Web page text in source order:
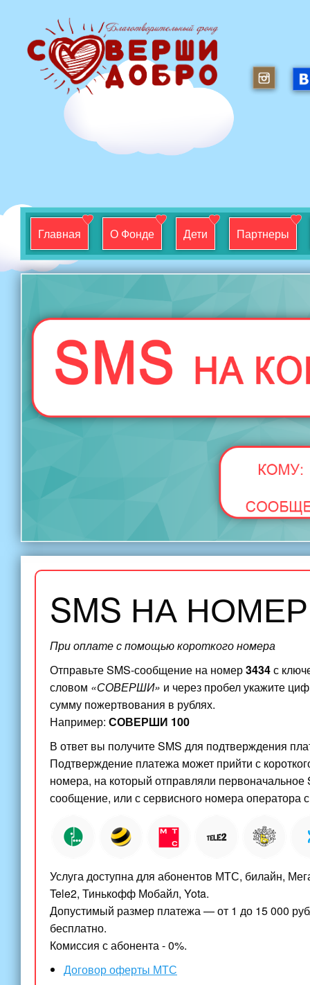
Главная О Фонде Дети Партнеры
SMS НА НОМЕР
При оплате с помощью короткого номера
Отправьте SMS-сообщение на номер3434с
словом «СОВЕРШИ» и через пробел укажите
сумму пожертвования в рублях.
Например: СОВЕРШИ 100
В ответ вы получите SMS для подтверждения
Подтверждение платежа может прийти с
номера, на который отправляли первоначальное
сообщение, или с сервисного номера оператора
Услуга доступна для абонентов МТС, билайн,
Tele2, Тинькофф Мобайл, Yota.
Допустимый размер платежа — от 1 до 15 000
бесплатно.
Комиссия с абонента - 0%.
Договор оферты МТС